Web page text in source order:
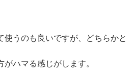
使うのも良いですが、どちらかと
ハマる感じがします。